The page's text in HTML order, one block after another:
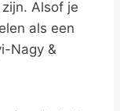
Alsof je
als een
Nagy &